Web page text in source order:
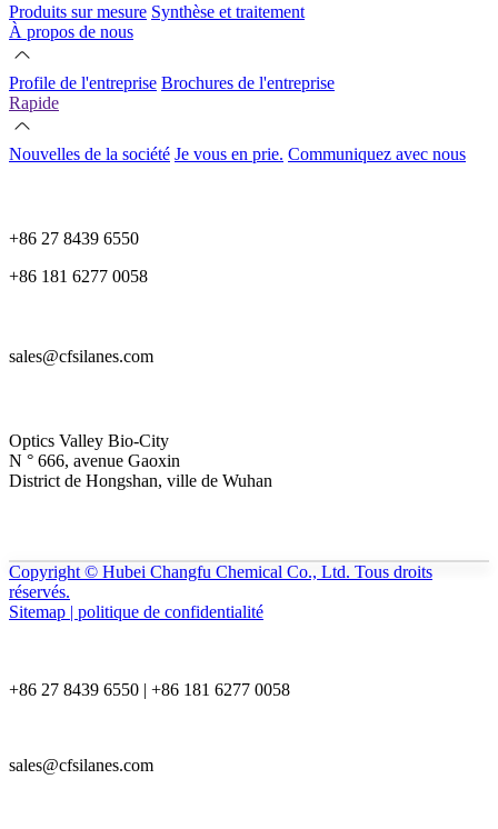
Produits sur mesure Synthèse et traitement
À propos de nous
Profile de l'entreprise Brochures de l'entreprise
Rapide
Nouvelles de la société Je vous en prie. Communiquez avec nous
+86 27 8439 6550
+86 181 6277 0058
sales@cfsilanes.com
Optics Valley Bio-City
N ° 666, avenue Gaoxin
District de Hongshan, ville de Wuhan
Copyright © Hubei Changfu Chemical Co., Ltd. Tous droits
réservés.
Sitemap | politique de confidentialité
+86 27 8439 6550 | +86 181 6277 0058
sales@cfsilanes.com